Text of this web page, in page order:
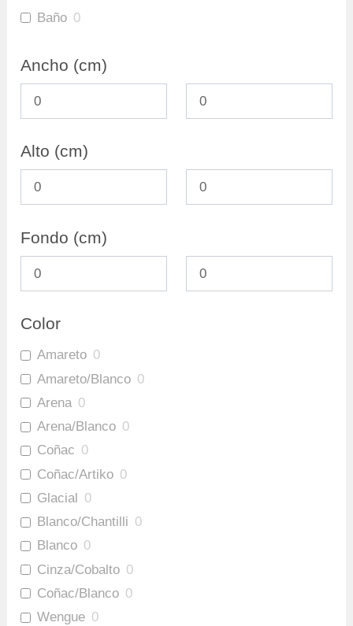
Baño 0
Mueble Bar
Repisas 0
Ancho (cm)
Alto (cm)
Fondo (cm)
Color
Amareto 0
Amareto/Blanco 0
Arena 0
Arena/Blanco 0
Coñac 0
Coñac/Artiko 0
Glacial 0
Blanco/Chantilli 0
Blanco 0
Cinza/Cobalto 0
Coñac/Blanco 0
Wengue 0